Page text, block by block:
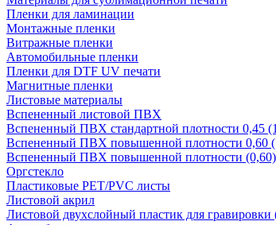
Пленки для ламинации
Монтажные пленки
Витражные пленки
Автомобильные пленки
Пленки для DTF UV печати
Магнитные пленки
Листовые материалы
Вспененный листовой ПВХ
Вспененный ПВХ стандартной плотности 0,45
Вспененный ПВХ повышенной плотности 0,60
Вспененный ПВХ повышенной плотности
Оргстекло
Пластиковые PET/PVC листы
Листовой акрил
Листовой двухслойный пластик для